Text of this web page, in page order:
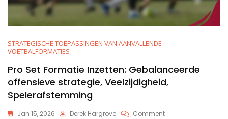
STRATEGISCHE TOEPASSINGEN VAN AANVALLENDE
VOETBALFORMATIES
Pro Set Formatie Inzetten: Gebalanceerde
offensieve strategie, Veelzijdigheid,
Spelerafstemming
Jan 15, 2026 Derek Hargrove CommentOn